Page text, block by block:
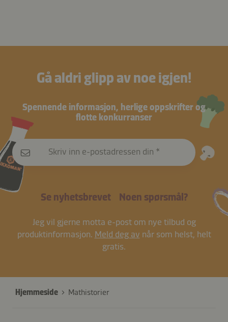
Gå aldri glipp av noe igjen!
Spennende informasjon, herlige oppskrifter og
flotte konkurranser
Skriv inn e-postadressen din
Se nyhetsbrevet Noen spørsmål?
Jeg vil gjerne motta e-post om nye tilbud og
produktinformasjon. Meld deg av når som helst, helt
gratis.
Hjemmeside Mathistorier